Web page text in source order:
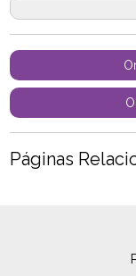
Páginas